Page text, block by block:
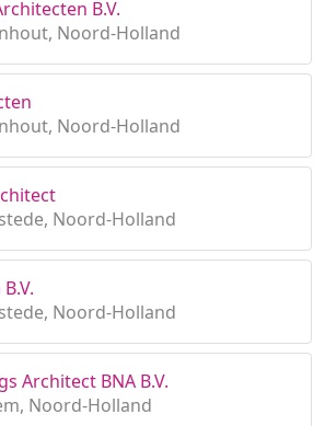
B.V.
Noord-Holland
Noord-Holland
Noord-Holland
Noord-Holland
Architect BNA B.V.
Noord-Holland